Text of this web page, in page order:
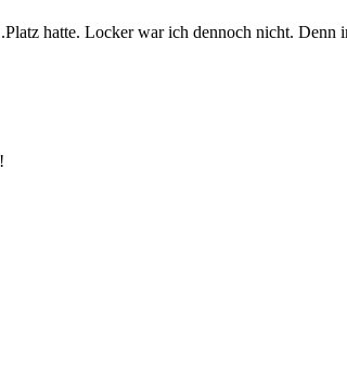
hatte. Locker war ich dennoch nicht. Denn